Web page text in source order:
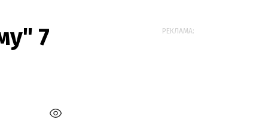
7
РЕКЛАМА: